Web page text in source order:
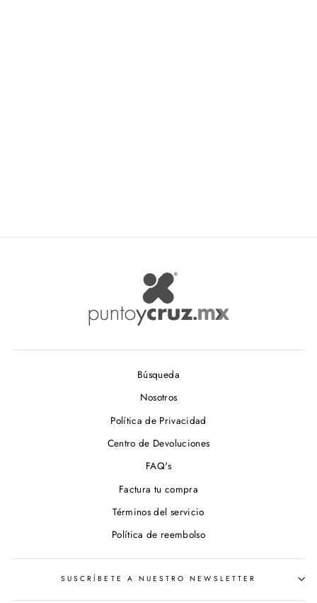
Búsqueda
Nosotros
Política de Privacidad
Centro de Devoluciones
FAQ's
Factura tu compra
Términos del servicio
Política de reembolso
SUSCRÍBETE A NUESTRO NEWSLETTER